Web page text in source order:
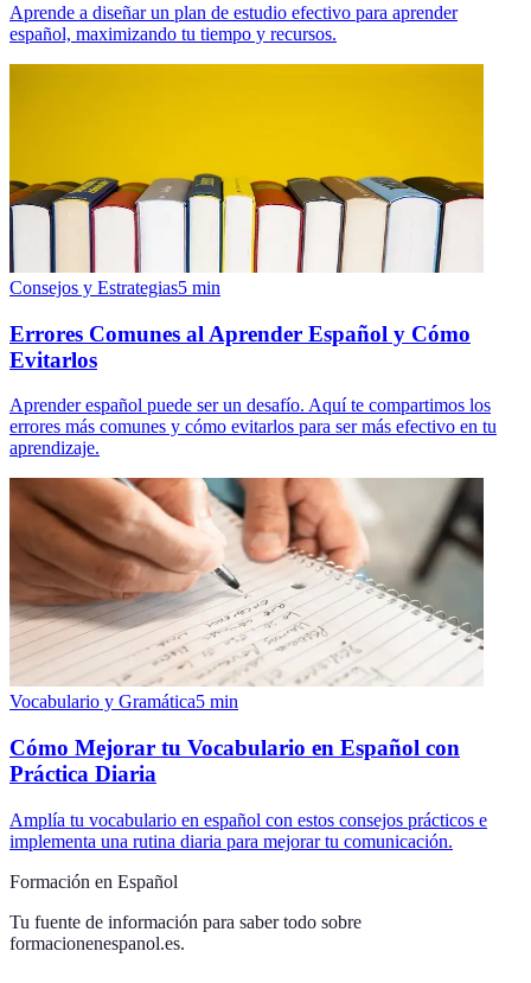
Aprende a diseñar un plan de estudio efectivo para aprender
español, maximizando tu tiempo y recursos.
Consejos y Estrategias5 min
Errores Comunes al Aprender Español y Cómo
Evitarlos
Aprender español puede ser un desafío. Aquí te compartimos los
errores más comunes y cómo evitarlos para ser más efectivo en tu
aprendizaje.
Vocabulario y Gramática5 min
Cómo Mejorar tu Vocabulario en Español con
Práctica Diaria
Amplía tu vocabulario en español con estos consejos prácticos e
implementa una rutina diaria para mejorar tu comunicación.
Formación en Español
Tu fuente de información para saber todo sobre
formacionenespanol.es.